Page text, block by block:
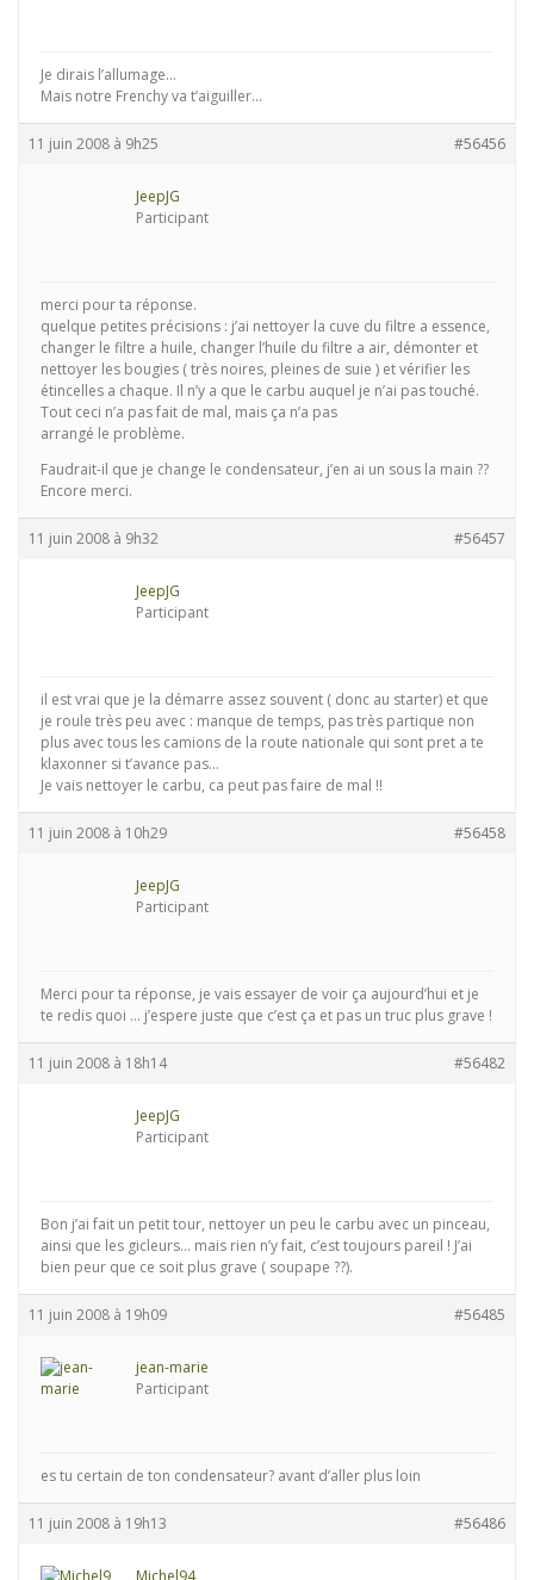
Je dirais l’allumage…
Mais notre Frenchy va t’aiguiller…
11 juin 2008 à 9h25 #56456
JeepJG
Participant
merci pour ta réponse.
quelque petites précisions : j’ai nettoyer la cuve du filtre a essence,
changer le filtre a huile, changer l’huile du filtre a air, démonter et
nettoyer les bougies ( très noires, pleines de suie ) et vérifier les
étincelles a chaque. Il n’y a que le carbu auquel je n’ai pas touché.
Tout ceci n’a pas fait de mal, mais ça n’a pas
arrangé le problème.
Faudrait-il que je change le condensateur, j’en ai un sous la main ??
Encore merci.
11 juin 2008 à 9h32 #56457
JeepJG
Participant
il est vrai que je la démarre assez souvent ( donc au starter) et que
je roule très peu avec : manque de temps, pas très partique non
plus avec tous les camions de la route nationale qui sont pret a te
klaxonner si t’avance pas…
Je vais nettoyer le carbu, ca peut pas faire de mal !!
11 juin 2008 à 10h29 #56458
JeepJG
Participant
Merci pour ta réponse, je vais essayer de voir ça aujourd’hui et je
te redis quoi … j’espere juste que c’est ça et pas un truc plus grave !
11 juin 2008 à 18h14 #56482
JeepJG
Participant
Bon j’ai fait un petit tour, nettoyer un peu le carbu avec un pinceau,
ainsi que les gicleurs… mais rien n’y fait, c’est toujours pareil ! J’ai
bien peur que ce soit plus grave ( soupape ??).
11 juin 2008 à 19h09 #56485
jean-marie
Participant
es tu certain de ton condensateur? avant d’aller plus loin
11 juin 2008 à 19h13 #56486